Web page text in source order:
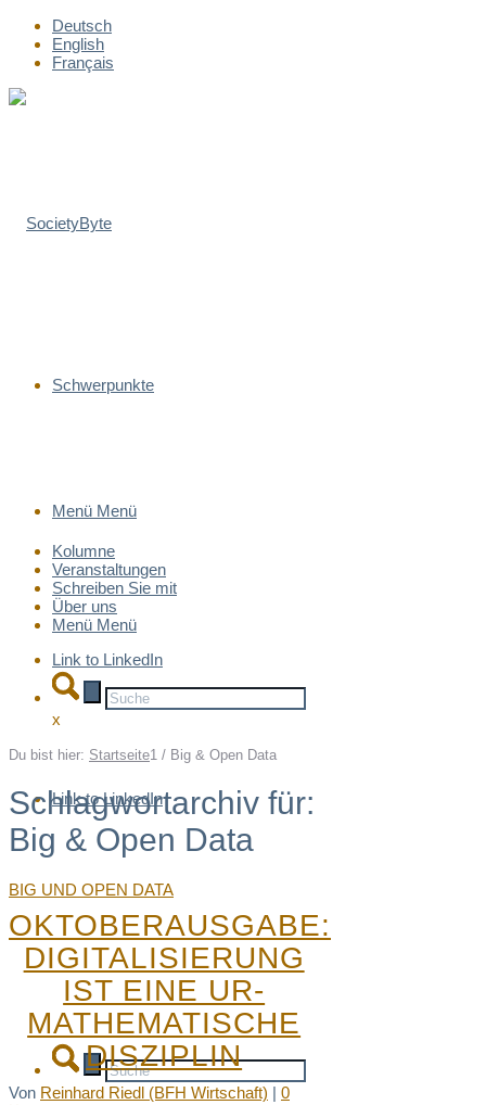
Deutsch
English
Français
Menü Menü
Link to LinkedIn
Schwerpunkte
Kolumne
Veranstaltungen
Schreiben Sie mit
Über uns
Menü Menü
Link to LinkedIn
x
Du bist hier: Startseite1 / Big & Open Data
Schlagwortarchiv für:
Big & Open Data
BIG UND OPEN DATA
OKTOBERAUSGABE:
DIGITALISIERUNG
IST EINE UR-
MATHEMATISCHE
DISZIPLIN
Von Reinhard Riedl (BFH Wirtschaft) | 0